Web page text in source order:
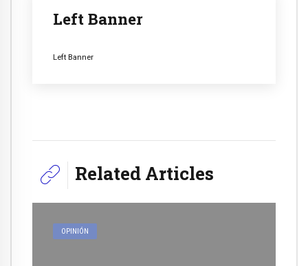
Left Banner
Left Banner
Related Articles
OPINIÓN